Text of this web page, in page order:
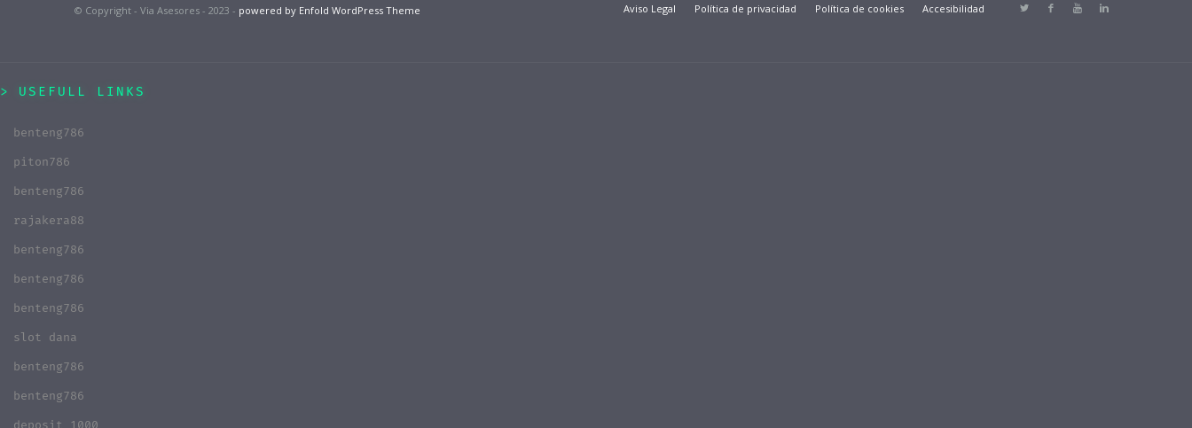
© Copyright - Via Asesores - 2023 - powered by Enfold WordPress Theme Aviso Legal Política de privacidad Política de cookies Accesibilidad
USEFULL LINKS
benteng786
piton786
benteng786
rajakera88
benteng786
benteng786
benteng786
slot dana
benteng786
benteng786